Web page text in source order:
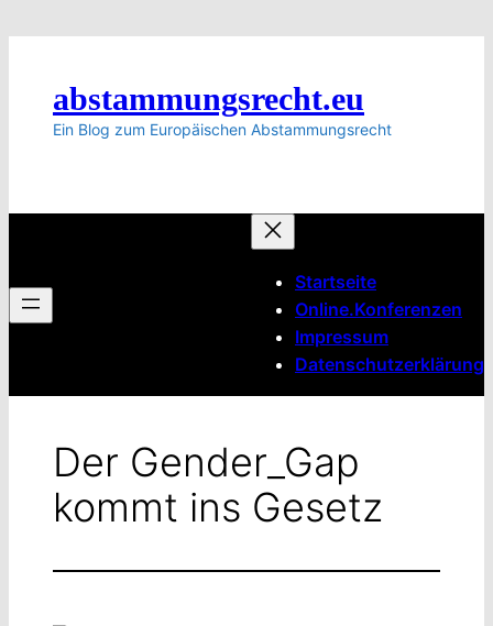
abstammungsrecht.eu
Ein Blog zum Europäischen Abstammungsrecht
Startseite
Online.Konferenzen
Impressum
Datenschutzerklärung
Der Gender_Gap
kommt ins Gesetz